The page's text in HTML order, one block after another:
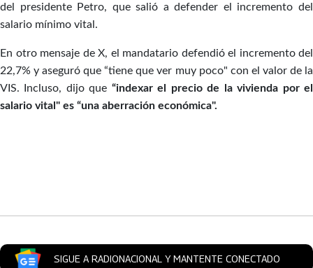
del presidente Petro, que salió a defender el incremento del
salario mínimo vital.
En otro mensaje de X, el mandatario defendió el incremento del
22,7% y aseguró que “tiene que ver muy poco" con el valor de la
VIS. Incluso, dijo que “indexar el precio de la vivienda por el
salario vital" es “una aberración económica".
SIGUE A RADIONACIONAL Y MANTENTE CONECTADO